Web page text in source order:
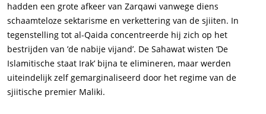
hadden een grote afkeer van Zarqawi vanwege diens
schaamteloze sektarisme en verkettering van de sjiiten. In
tegenstelling tot al-Qaida concentreerde hij zich op het
bestrijden van ’de nabije vijand’. De Sahawat wisten ‘De
Islamitische staat Irak’ bijna te elimineren, maar werden
uiteindelijk zelf gemarginaliseerd door het regime van de
sjiitische premier Maliki.